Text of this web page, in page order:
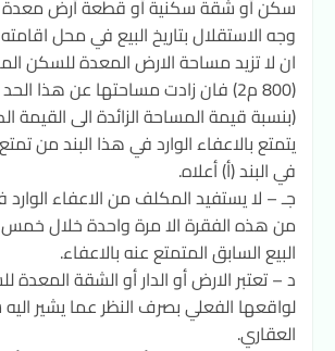
سكن أو شقة سكنية أو قطعة أرض
وجه الاستقلال بتاريخ البيع في محل اقامته
ان لا تزيد مساحة الارض المعدة للسكن
(800 م2) فان زادت مساحتها عن هذا
(بنسبة قيمة المساحة الزائدة الى القيمة
يتمتع بالاعفاء الوارد في هذا البند من تمتع
في البند (أ) أعلاه.
جـ – لا يستفيد المكلف من الاعفاء الوارد
من هذه الفقرة الا مرة واحدة خلال
البيع السابق المتمتع عنه بالاعفاء.
د – تعتبر الارض أو الدار أو الشقة
لواقعها الفعلي بصرف النظر عما يشير
العقاري.